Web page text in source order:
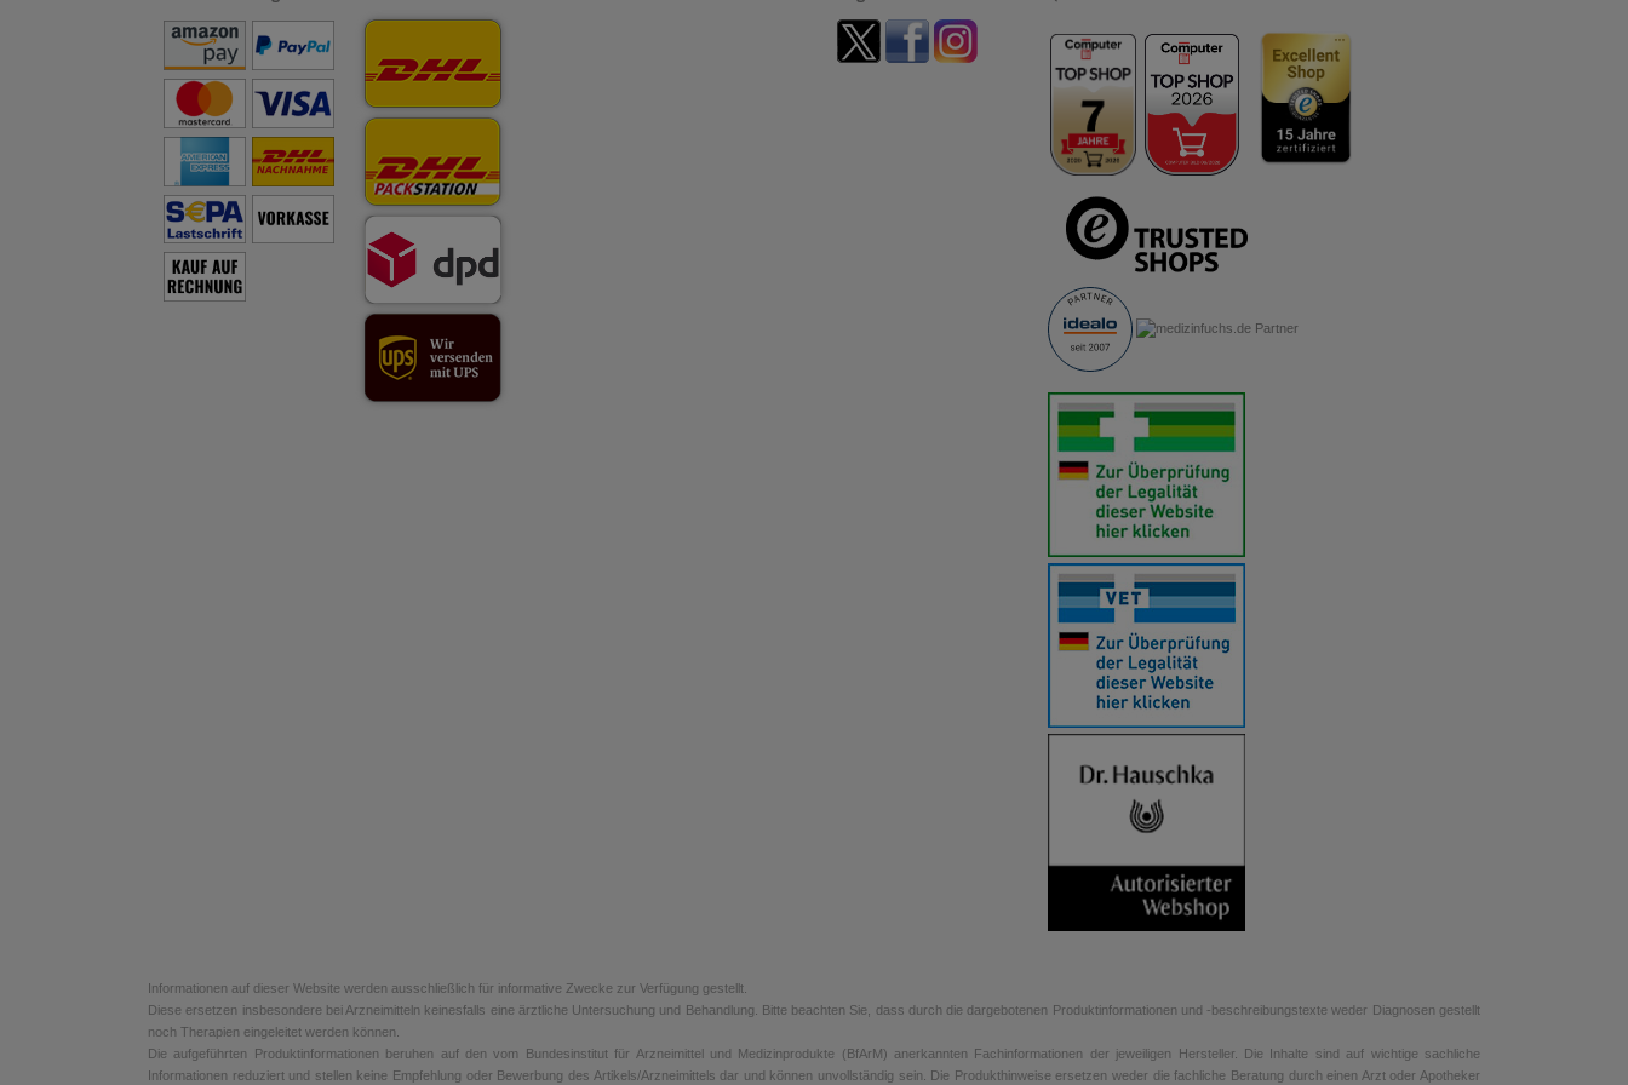
Informationen auf dieser Website werden ausschließlich für informative Zwecke zur Verfügung gestellt.
Diese ersetzen insbesondere bei Arzneimitteln keinesfalls eine ärztliche Untersuchung und Behandlung. Bitte beachten Sie, dass durch die dargebotenen Produktinformationen und -beschreibungstexte weder Diagnosen gestellt
noch Therapien eingeleitet werden können.
Die aufgeführten Produktinformationen beruhen auf den vom Bundesinstitut für Arzneimittel und Medizinprodukte (BfArM) anerkannten Fachinformationen der jeweiligen Hersteller. Die Inhalte sind auf wichtige sachliche
Informationen reduziert und stellen keine Empfehlung oder Bewerbung des Artikels/Arzneimittels dar und können unvollständig sein. Die Produkthinweise ersetzen weder die fachliche Beratung durch einen Arzt oder Apotheker